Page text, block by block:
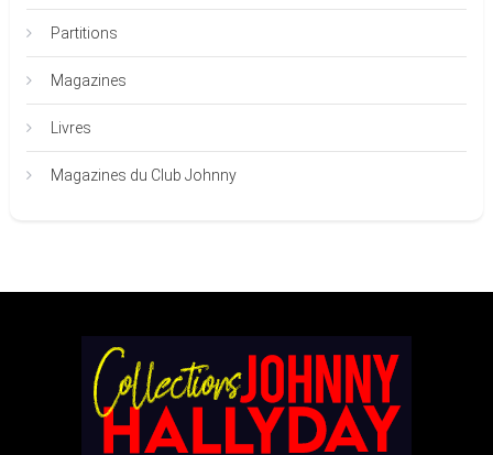
Partitions
Magazines
Livres
Magazines du Club Johnny